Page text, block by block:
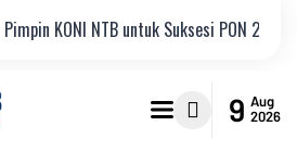
untuk Suksesi PON 2028 JNBA
9 Aug
2026